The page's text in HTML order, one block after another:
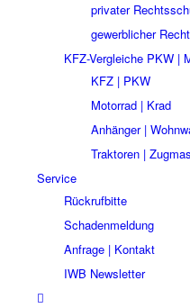
privater
gewerblicher
KFZ-Vergleiche PKW |
KFZ | PKW
Motorrad | Krad
Anhänger |
Traktoren |
Service
Rückrufbitte
Schadenmeldung
Anfrage | Kontakt
IWB Newsletter